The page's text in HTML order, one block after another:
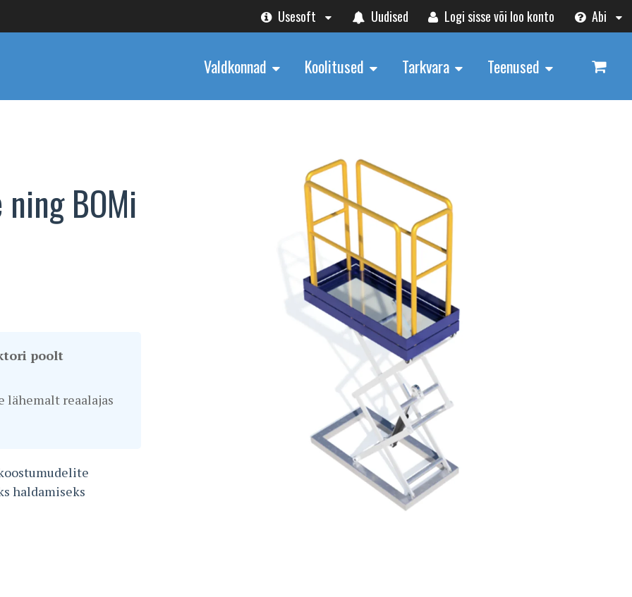
Usesoft Uudised Logi sisse või loo konto Abi
Valdkonnad Koolitused Tarkvara Teenused
BOMi
poolt
lähemalt reaalajas
haldamiseks